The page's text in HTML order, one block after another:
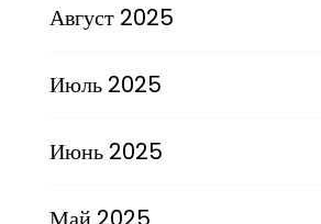
Август 2025
Июль 2025
Июнь 2025